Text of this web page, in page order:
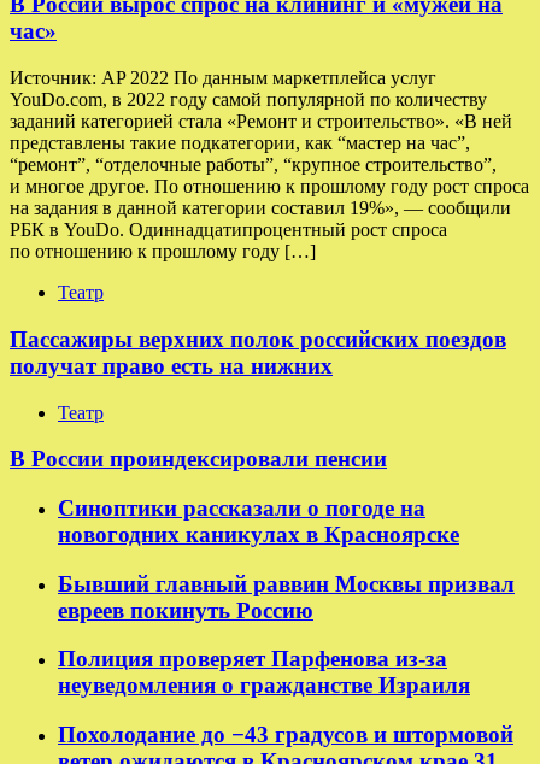
час»
Источник: AP 2022 По данным маркетплейса услуг
YouDo.com, в 2022 году самой популярной по количеству
заданий категорией стала «Ремонт и строительство». «В ней
представлены такие подкатегории, как “мастер на час”,
“ремонт”, “отделочные работы”, “крупное строительство”,
и многое другое. По отношению к прошлому году рост спроса
на задания в данной категории составил 19%», — сообщили
РБК в YouDo. Одиннадцатипроцентный рост спроса
по отношению к прошлому году […]
Театр
Пассажиры верхних полок российских поездов
получат право есть на нижних
Театр
В России проиндексировали пенсии
Синоптики рассказали о погоде на
новогодних каникулах в Красноярске
Бывший главный раввин Москвы призвал
евреев покинуть Россию
Полиция проверяет Парфенова из-за
неуведомления о гражданстве Израиля
Похолодание до −43 градусов и штормовой